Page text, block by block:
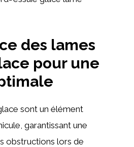
des lames
pour une
sont un élément
garantissant une
obstructions lors de